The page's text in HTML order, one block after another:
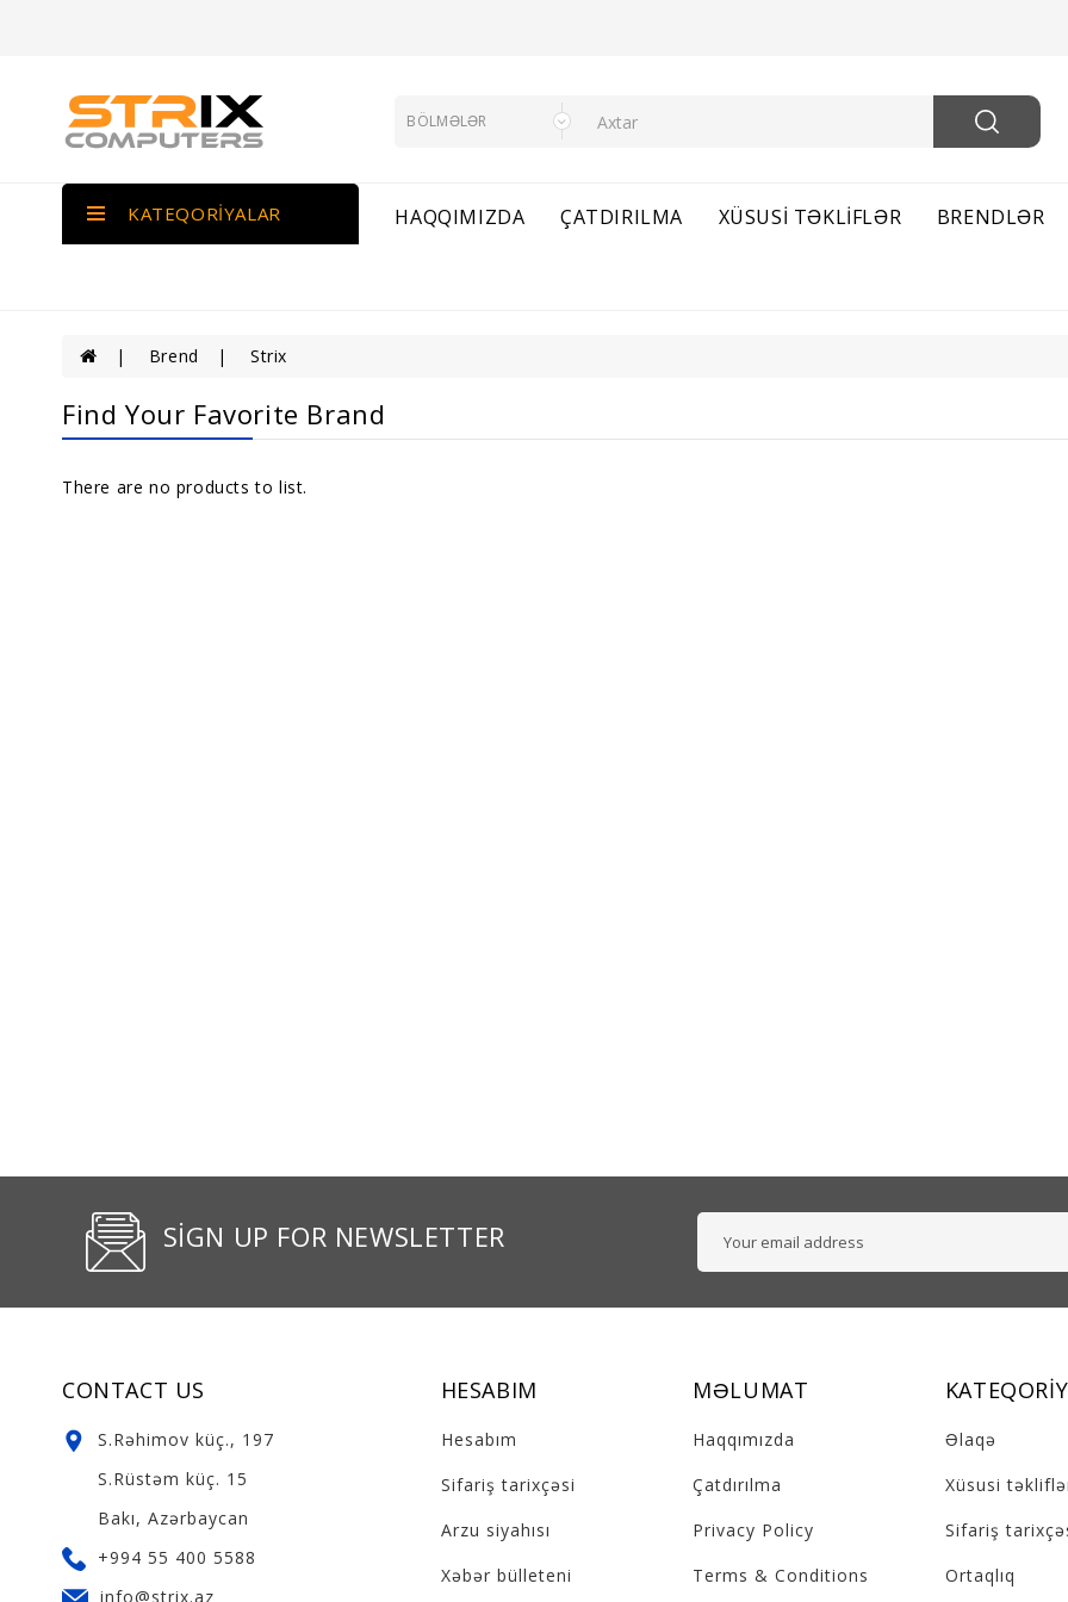
KATEQORIYALAR HAQQIMIZDA ÇATDIRILMA XÜSUSI TƏKLIFLƏR BRENDLƏR
Brend Strix
Find Your Favorite Brand
There are no products to list.
SIGN UP FOR NEWSLETTER
CONTACT US
S.Rəhimov küç., 197
S.Rüstəm küç. 15
Bakı, Azərbaycan
+994 55 400 5588
info@strix.az
HESABIM
Hesabım
Sifariş tarixçəsi
Arzu siyahısı
Xəbər bülleteni
MƏLUMAT
Haqqımızda
Çatdırılma
Privacy Policy
Terms & Conditions
Əlaqə
Xüsusi
Sifariş
Ortaqlıq